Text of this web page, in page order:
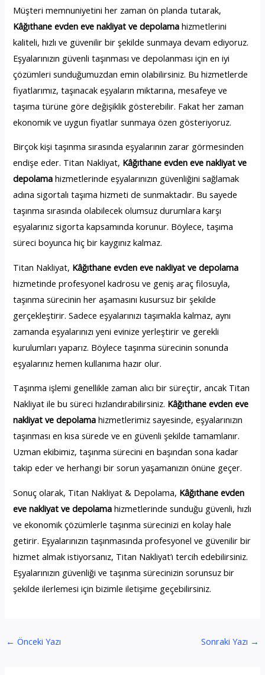
Müşteri memnuniyetini her zaman ön planda tutarak,
Kâğıthane evden eve nakliyat ve depolama hizmetlerini
kaliteli, hızlı ve güvenilir bir şekilde sunmaya devam ediyoruz.
Eşyalarınızın güvenli taşınması ve depolanması için en iyi
çözümleri sunduğumuzdan emin olabilirsiniz. Bu hizmetlerde
fiyatlarımız, taşınacak eşyaların miktarına, mesafeye ve
taşıma türüne göre değişiklik gösterebilir. Fakat her zaman
ekonomik ve uygun fiyatlar sunmaya özen gösteriyoruz.
Birçok kişi taşınma sırasında eşyalarının zarar görmesinden
endişe eder. Titan Nakliyat, Kâğıthane evden eve nakliyat ve
depolama hizmetlerinde eşyalarınızın güvenliğini sağlamak
adına sigortalı taşıma hizmeti de sunmaktadır. Bu sayede
taşınma sırasında olabilecek olumsuz durumlara karşı
eşyalarınız sigorta kapsamında korunur. Böylece, taşıma
süreci boyunca hiç bir kaygınız kalmaz.
Titan Nakliyat, Kâğıthane evden eve nakliyat ve depolama
hizmetinde profesyonel kadrosu ve geniş araç filosuyla,
taşınma sürecinin her aşamasını kusursuz bir şekilde
gerçekleştirir. Sadece eşyalarınızı taşımakla kalmaz, aynı
zamanda eşyalarınızı yeni evinize yerleştirir ve gerekli
kurulumları yaparız. Böylece taşınma sürecinin sonunda
eşyalarınız hemen kullanıma hazır olur.
Taşınma işlemi genellikle zaman alıcı bir süreçtir, ancak Titan
Nakliyat ile bu süreci hızlandırabilirsiniz. Kâğıthane evden eve
nakliyat ve depolama hizmetlerimiz sayesinde, eşyalarınızın
taşınması en kısa sürede ve en güvenli şekilde tamamlanır.
Uzman ekibimiz, taşınma sürecini en başından sona kadar
takip eder ve herhangi bir sorun yaşamanızın önüne geçer.
Sonuç olarak, Titan Nakliyat & Depolama, Kâğıthane evden
eve nakliyat ve depolama hizmetlerinde sunduğu güvenli, hızlı
ve ekonomik çözümlerle taşınma sürecinizi en kolay hale
getirir. Eşyalarınızın taşınmasında profesyonel ve güvenilir bir
hizmet almak istiyorsanız, Titan Nakliyat’ı tercih edebilirsiniz.
Eşyalarınızın güvenliği ve taşınma sürecinizin sorunsuz bir
şekilde ilerlemesi için bizimle iletişime geçebilirsiniz.
← Önceki Yazı Sonraki Yazı →